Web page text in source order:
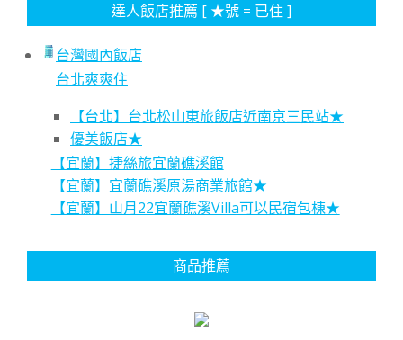
達人飯店推薦 [ ★號 = 已住 ]
台灣國內飯店
台北爽爽住
【台北】台北松山東旅飯店近南京三民站★
優美飯店★
【宜蘭】捷絲旅宜蘭礁溪館
【宜蘭】宜蘭礁溪原湯商業旅館★
【宜蘭】山月22宜蘭礁溪Villa可以民宿包棟★
商品推薦